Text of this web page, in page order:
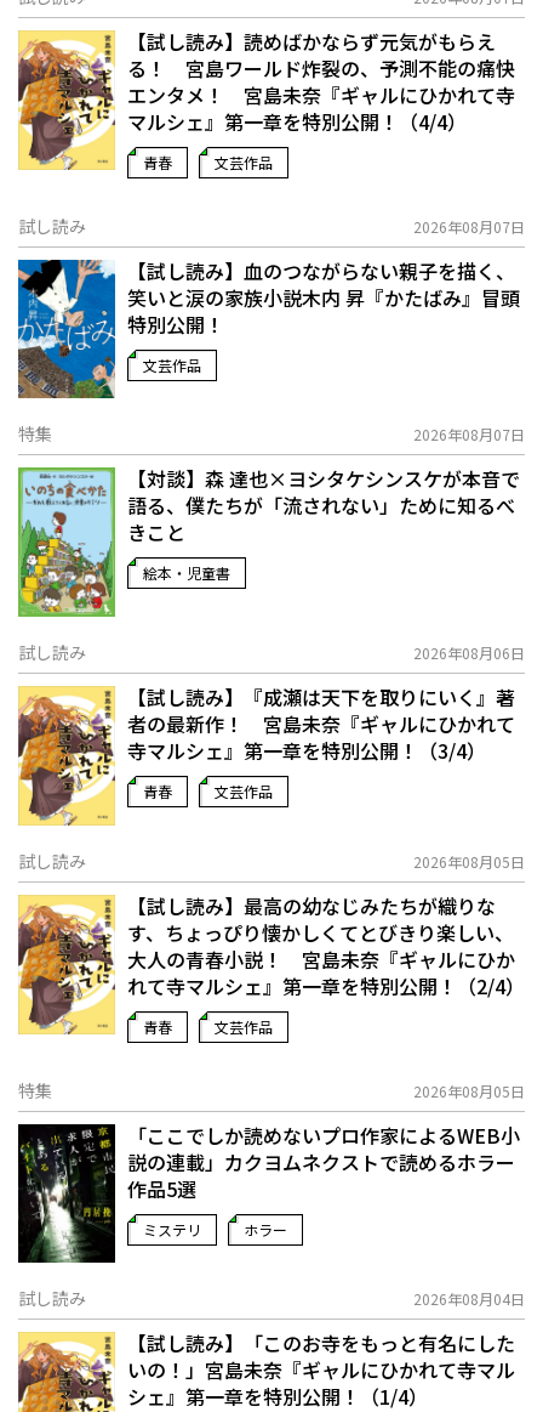
【試し読み】読めばかならず元気がもらえ
る！ 宮島ワールド炸裂の、予測不能の痛快
エンタメ！ 宮島未奈『ギャルにひかれて寺
マルシェ』第一章を特別公開！（4/4）
青春 文芸作品
試し読み 2026年08月07日
【試し読み】血のつながらない親子を描く、
笑いと涙の家族小説――木内 昇『かたばみ』冒頭
特別公開！
文芸作品
特集 2026年08月07日
【対談】森 達也×ヨシタケシンスケが本音で
語る、僕たちが「流されない」ために知るべ
きこと
絵本・児童書
試し読み 2026年08月06日
【試し読み】『成瀬は天下を取りにいく』著
者の最新作！ 宮島未奈『ギャルにひかれて
寺マルシェ』第一章を特別公開！（3/4）
青春 文芸作品
試し読み 2026年08月05日
【試し読み】最高の幼なじみたちが織りな
す、ちょっぴり懐かしくてとびきり楽しい、
大人の青春小説！ 宮島未奈『ギャルにひか
れて寺マルシェ』第一章を特別公開！（2/4）
青春 文芸作品
特集 2026年08月05日
「ここでしか読めないプロ作家によるWEB小
説の連載」――カクヨムネクストで読めるホラー
作品5選
ミステリ ホラー
試し読み 2026年08月04日
【試し読み】「このお寺をもっと有名にした
いの！」宮島未奈『ギャルにひかれて寺マル
シェ』第一章を特別公開！（1/4）